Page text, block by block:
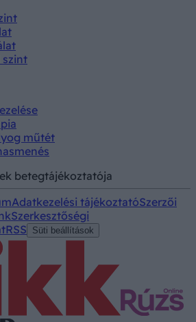
szint
műtét
betegtájékoztatója
Adatkezelési tájékoztatóSzerzői
Szerkesztőségi
RSS Süti beállítások